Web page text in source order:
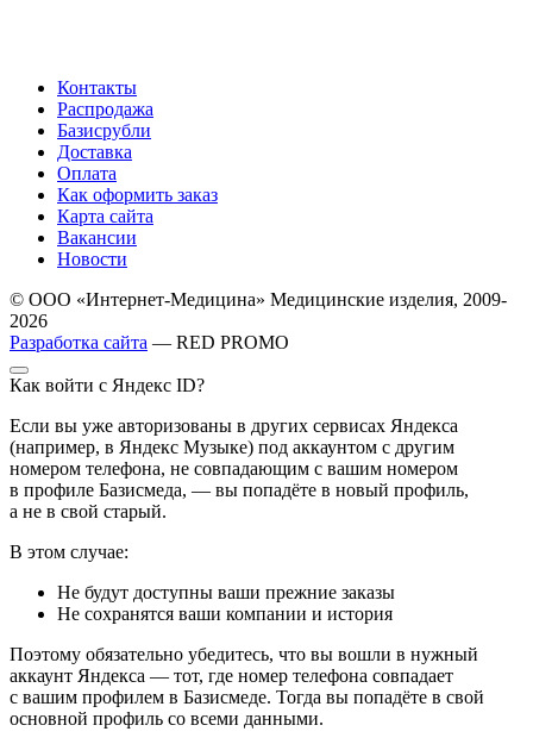
Контакты
Распродажа
Базисрубли
Доставка
Оплата
Как оформить заказ
Карта сайта
Вакансии
Новости
© ООО «Интернет-Медицина» Медицинские изделия, 2009-
2026
Разработка сайта — RED PROMO
Как войти с Яндекс ID?
Если вы уже авторизованы в других сервисах Яндекса
(например, в Яндекс Музыке) под аккаунтом с другим
номером телефона, не совпадающим с вашим номером
в профиле Базисмеда, — вы попадёте в новый профиль,
а не в свой старый.
В этом случае:
Не будут доступны ваши прежние заказы
Не сохранятся ваши компании и история
Поэтому обязательно убедитесь, что вы вошли в нужный
аккаунт Яндекса — тот, где номер телефона совпадает
с вашим профилем в Базисмеде. Тогда вы попадёте в свой
основной профиль со всеми данными.